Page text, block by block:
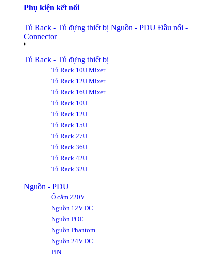
Phụ kiện kết nối
Tủ Rack - Tủ đựng thiết bị Nguồn - PDU Đầu nối -
Connector
Tủ Rack - Tủ đựng thiết bị
Tủ Rack 10U Mixer
Tủ Rack 12U Mixer
Tủ Rack 16U Mixer
Tủ Rack 10U
Tủ Rack 12U
Tủ Rack 15U
Tủ Rack 27U
Tủ Rack 36U
Tủ Rack 42U
Tủ Rack 32U
Nguồn - PDU
Ổ cắm 220V
Nguồn 12V DC
Nguồn POE
Nguồn Phantom
Nguồn 24V DC
PIN